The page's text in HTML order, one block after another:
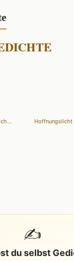
Hoffnungslicht
✍️
du selbst